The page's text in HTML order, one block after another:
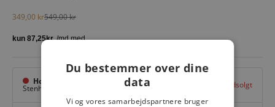
Salgspris
349,00 krNormalpris
549,00 kr
Hovedlager
Stenhuggervej 10, Udsolgt
Du bestemmer over dine
data
Vi og vores samarbejdspartnere bruger